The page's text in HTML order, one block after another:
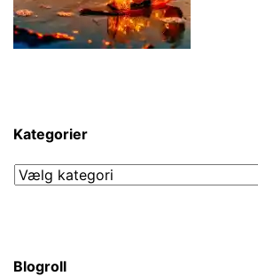
Kategorier
Kategorier
Blogroll